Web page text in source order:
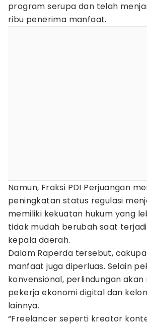
program serupa dan telah
ribu penerima manfaat.
Namun, Fraksi PDI Perjuangan
peningkatan status regulasi
memiliki kekuatan hukum yang
tidak mudah berubah saat
kepala daerah.
Dalam Raperda tersebut,
manfaat juga diperluas. Selain
konvensional, perlindungan
pekerja ekonomi digital dan
lainnya.
“Freelancer seperti kreator